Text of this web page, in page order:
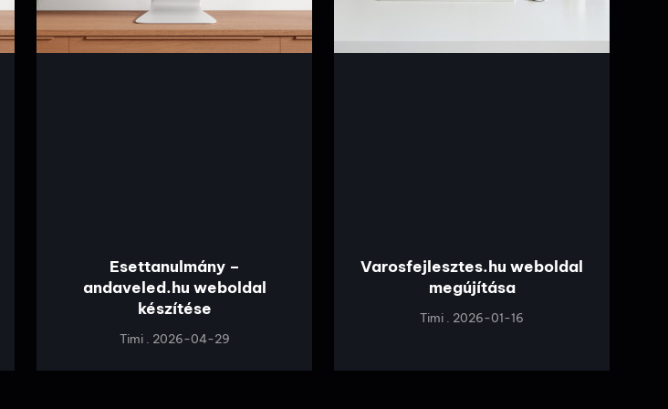
Esettanulmány –
andaveled.hu weboldal
készítése
Timi 2026-04-29
Varosfejlesztes.hu weboldal
megújítása
Timi 2026-01-16